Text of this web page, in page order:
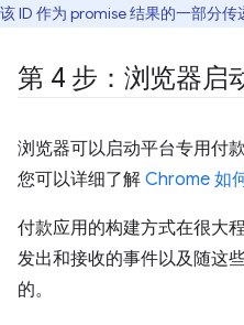
该 ID 作为 promise 结果的一部分传
第 4 步：浏览器启
浏览器可以启动平台专用付
您可以详细了解 Chrome 如
付款应用的构建方式在很大
发出和接收的事件以及随这
的。